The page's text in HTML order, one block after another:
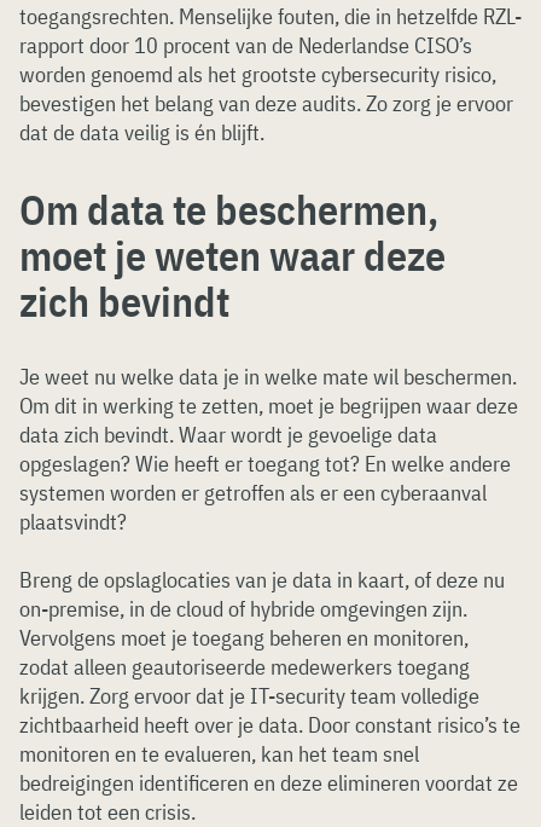
toegangsrechten. Menselijke fouten, die in hetzelfde RZL-
rapport door 10 procent van de Nederlandse CISO’s
worden genoemd als het grootste cybersecurity risico,
bevestigen het belang van deze audits. Zo zorg je ervoor
dat de data veilig is én blijft.
Om data te beschermen,
moet je weten waar deze
zich bevindt
Je weet nu welke data je in welke mate wil beschermen.
Om dit in werking te zetten, moet je begrijpen waar deze
data zich bevindt. Waar wordt je gevoelige data
opgeslagen? Wie heeft er toegang tot? En welke andere
systemen worden er getroffen als er een cyberaanval
plaatsvindt?
Breng de opslaglocaties van je data in kaart, of deze nu
on-premise, in de cloud of hybride omgevingen zijn.
Vervolgens moet je toegang beheren en monitoren,
zodat alleen geautoriseerde medewerkers toegang
krijgen. Zorg ervoor dat je IT-security team volledige
zichtbaarheid heeft over je data. Door constant risico’s te
monitoren en te evalueren, kan het team snel
bedreigingen identificeren en deze elimineren voordat ze
leiden tot een crisis.